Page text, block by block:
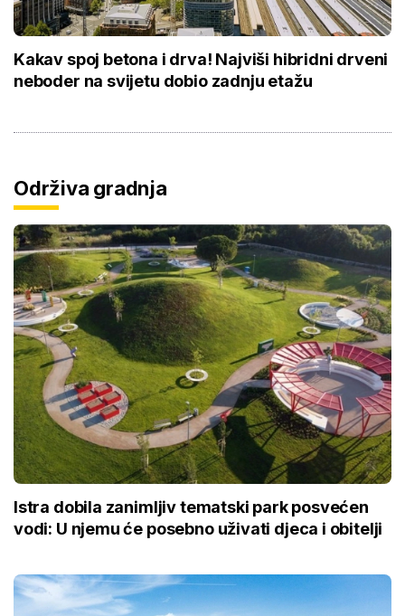
Kakav spoj betona i drva! Najviši hibridni drveni
neboder na svijetu dobio zadnju etažu
Održiva gradnja
Istra dobila zanimljiv tematski park posvećen
vodi: U njemu će posebno uživati djeca i obitelji